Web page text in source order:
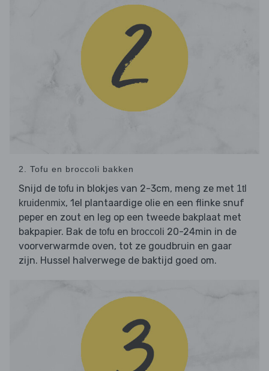
2. Tofu en broccoli bakken
Snijd de tofu in blokjes van 2-3cm, meng ze met 1tl
kruidenmix, 1el plantaardige olie en een flinke snuf
peper en zout en leg op een tweede bakplaat met
bakpapier. Bak de tofu en broccoli 20-24min in de
voorverwarmde oven, tot ze goudbruin en gaar
zijn. Hussel halverwege de baktijd goed om.